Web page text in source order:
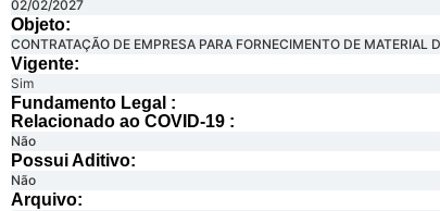
02/02/2027
Objeto:
CONTRATAÇÃO DE EMPRESA PARA FORNECIMENTO DE
Vigente:
Sim
Fundamento Legal :​
Relacionado ao COVID-19 :​
Não
Possui Aditivo:​
Não
Arquivo: